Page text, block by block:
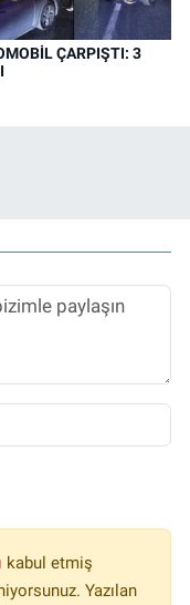
ÇARPIŞTI: 3
kabul etmiş
Yazılan